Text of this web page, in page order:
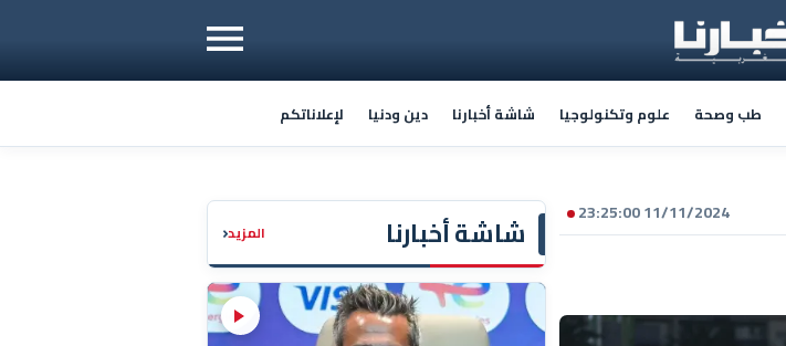
طب وصحة علوم وتكنولوجيا شاشة أخبارنا دين ودنيا لإعلاناتكم
شاشة أخبارنا المزيد‹
11/11/2024 23:25:00